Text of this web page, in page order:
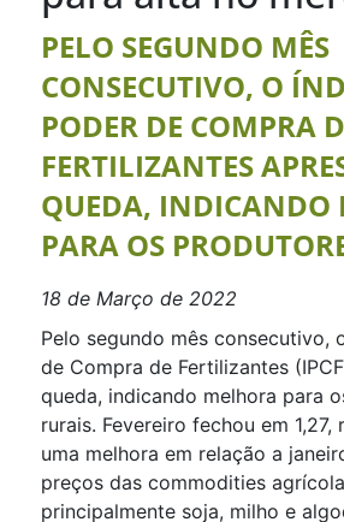
PELO SEGUNDO MÊS
CONSECUTIVO, O
PODER DE COMPRA
FERTILIZANTES
QUEDA, INDICANDO
PARA OS
18 de Março de 2022
Pelo segundo mês consecutivo,
de Compra de Fertilizantes
queda, indicando melhora para
rurais. Fevereiro fechou em 1,27,
uma melhora em relação a
preços das commodities
principalmente soja, milho e